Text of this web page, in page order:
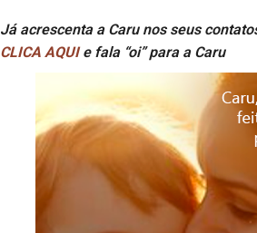
Já acrescenta a Caru nos seus
CLICA AQUIe fala “oi” para a Caru